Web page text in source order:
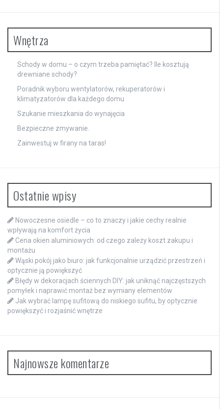
Wnętrza
Schody w domu – o czym trzeba pamiętać? Ile kosztują
drewniane schody?
Poradnik wyboru wentylatorów, rekuperatorów i
klimatyzatorów dla każdego domu
Szukanie mieszkania do wynajęcia
Bezpieczne zmywanie.
Zainwestuj w firany na taras!
Ostatnie wpisy
Nowoczesne osiedle – co to znaczy i jakie cechy realnie
wpływają na komfort życia
Cena okien aluminiowych: od czego zależy koszt zakupu i
montażu
Wąski pokój jako biuro: jak funkcjonalnie urządzić przestrzeń i
optycznie ją powiększyć
Błędy w dekoracjach ściennych DIY: jak uniknąć najczęstszych
pomyłek i naprawić montaż bez wymiany elementów
Jak wybrać lampę sufitową do niskiego sufitu, by optycznie
powiększyć i rozjaśnić wnętrze
Najnowsze komentarze